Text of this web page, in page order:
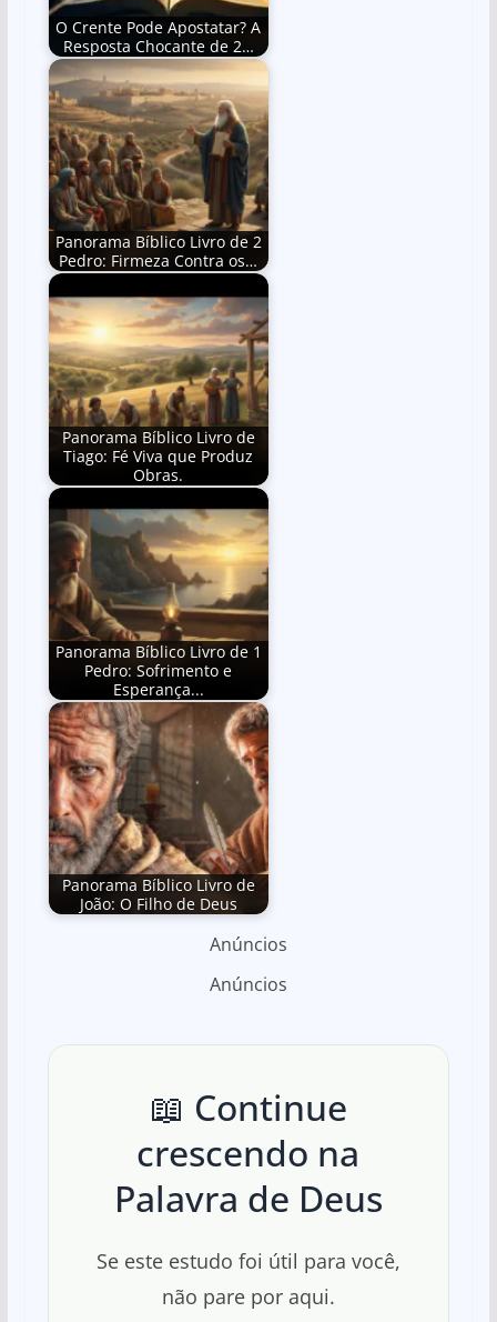
O Crente Pode Apostatar? A
Resposta Chocante de 2…
Panorama Bíblico Livro de 2
Pedro: Firmeza Contra os…
Panorama Bíblico Livro de
Tiago: Fé Viva que Produz
Obras.
Panorama Bíblico Livro de 1
Pedro: Sofrimento e
Esperança...
Panorama Bíblico Livro de
João: O Filho de Deus
Anúncios
Anúncios
📖 Continue
crescendo na
Palavra de Deus
Se este estudo foi útil para você,
não pare por aqui.